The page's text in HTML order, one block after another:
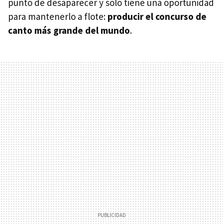
punto de desaparecer y solo tiene una oportunidad
para mantenerlo a flote: producir el concurso de
canto más grande del mundo.